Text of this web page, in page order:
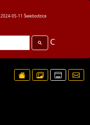
2024-05-11 Świebodzice
C